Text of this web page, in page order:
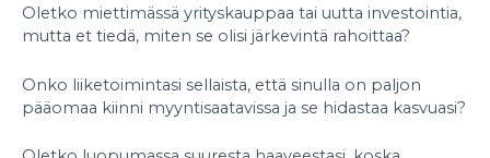
Oletko miettimässä yrityskauppaa tai uutta investointia,
mutta et tiedä, miten se olisi järkevintä rahoittaa?
Onko liiketoimintasi sellaista, että sinulla on paljon
pääomaa kiinni myyntisaatavissa ja se hidastaa kasvuasi?